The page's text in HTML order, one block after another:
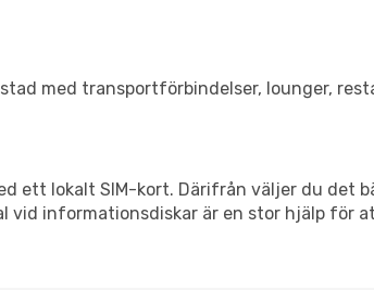
med transportförbindelser, lounger,
ett lokalt SIM-kort. Därifrån väljer du det
vid informationsdiskar är en stor hjälp för